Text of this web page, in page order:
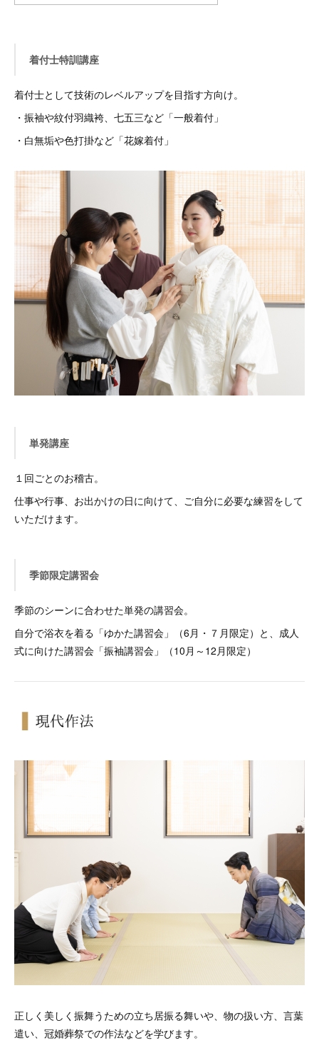
着付士特訓講座
着付士として技術のレベルアップを目指す方向け。
・振袖や紋付羽織袴、七五三など「一般着付」
・白無垢や色打掛など「花嫁着付」
単発講座
１回ごとのお稽古。
仕事や行事、お出かけの日に向けて、ご自分に必要な練習をして
いただけます。
季節限定講習会
季節のシーンに合わせた単発の講習会。
自分で浴衣を着る「ゆかた講習会」（6月・７月限定）と、成人
式に向けた講習会「振袖講習会」（10月～12月限定）
正しく美しく振舞うための立ち居振る舞いや、物の扱い方、言葉
遣い、冠婚葬祭での作法などを学びます。